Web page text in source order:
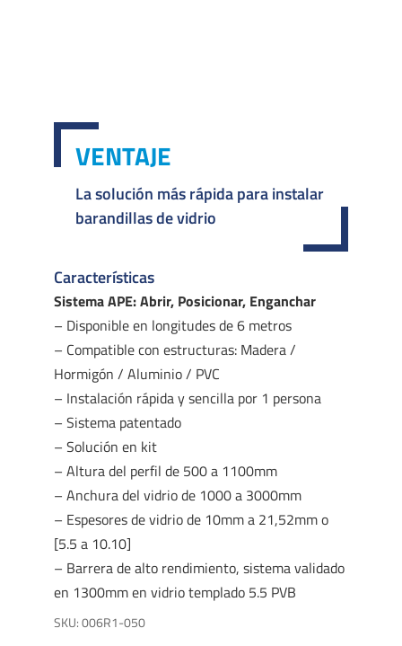
VENTAJE
La solución más rápida para instalar
barandillas de vidrio
Características
Sistema APE: Abrir, Posicionar, Enganchar
– Disponible en longitudes de 6 metros
– Compatible con estructuras: Madera /
Hormigón / Aluminio / PVC
– Instalación rápida y sencilla por 1 persona
– Sistema patentado
– Solución en kit
– Altura del perfil de 500 a 1100mm
– Anchura del vidrio de 1000 a 3000mm
– Espesores de vidrio de 10mm a 21,52mm o
[5.5 a 10.10]
– Barrera de alto rendimiento, sistema validado
en 1300mm en vidrio templado 5.5 PVB
SKU:006R1-050